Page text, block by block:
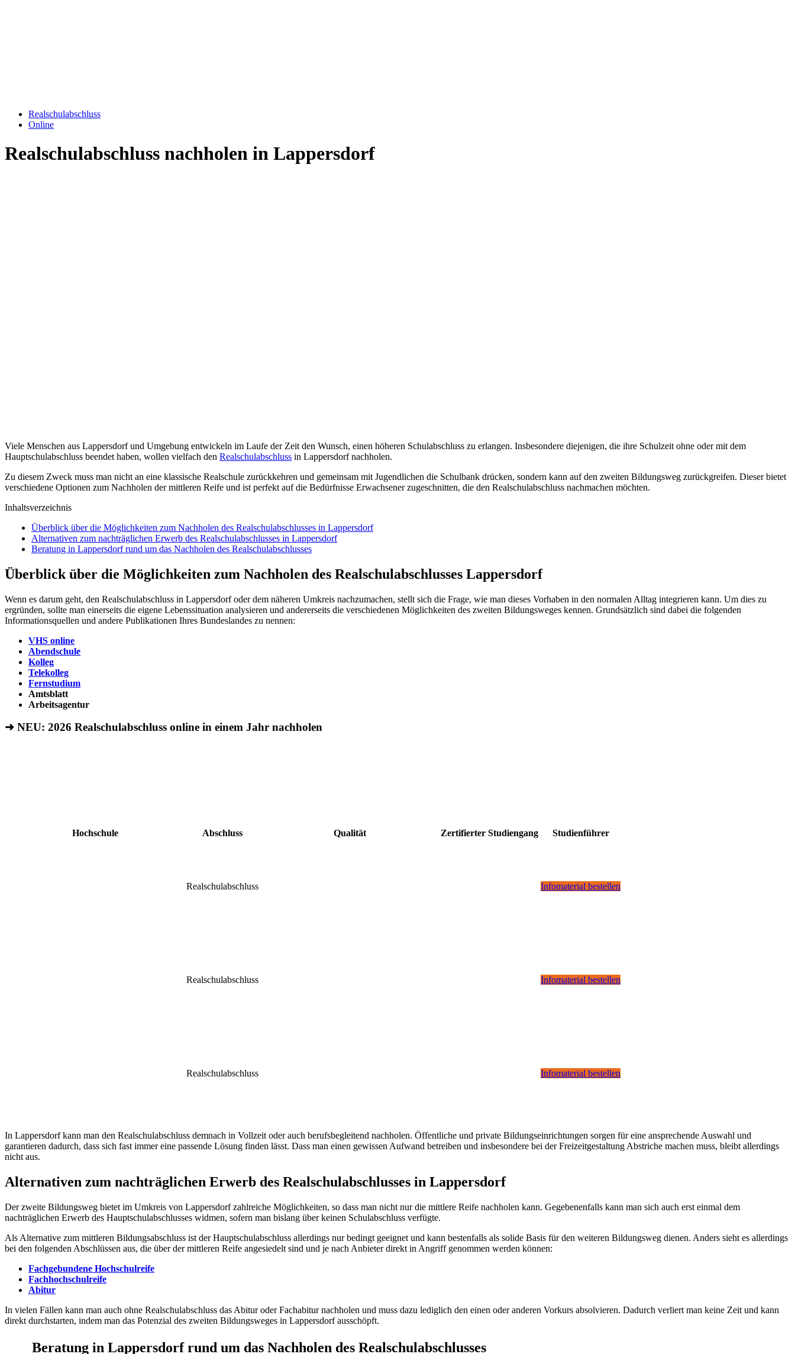
Realschulabschluss
Online
Realschulabschluss nachholen in Lappersdorf
Viele Menschen aus Lappersdorf und Umgebung entwickeln im Laufe der Zeit den Wunsch, einen höheren Schulabschluss zu erlangen. Insbesondere diejenigen, die ihre Schulzeit ohne oder mit dem
Hauptschulabschluss beendet haben, wollen vielfach den Realschulabschluss in Lappersdorf nachholen.
Zu diesem Zweck muss man nicht an eine klassische Realschule zurückkehren und gemeinsam mit Jugendlichen die Schulbank drücken, sondern kann auf den zweiten Bildungsweg zurückgreifen. Dieser bietet
verschiedene Optionen zum Nachholen der mittleren Reife und ist perfekt auf die Bedürfnisse Erwachsener zugeschnitten, die den Realschulabschluss nachmachen möchten.
Inhaltsverzeichnis
Überblick über die Möglichkeiten zum Nachholen des Realschulabschlusses in Lappersdorf
Alternativen zum nachträglichen Erwerb des Realschulabschlusses in Lappersdorf
Beratung in Lappersdorf rund um das Nachholen des Realschulabschlusses
Überblick über die Möglichkeiten zum Nachholen des Realschulabschlusses Lappersdorf
Wenn es darum geht, den Realschulabschluss in Lappersdorf oder dem näheren Umkreis nachzumachen, stellt sich die Frage, wie man dieses Vorhaben in den normalen Alltag integrieren kann. Um dies zu
ergründen, sollte man einerseits die eigene Lebenssituation analysieren und andererseits die verschiedenen Möglichkeiten des zweiten Bildungsweges kennen. Grundsätzlich sind dabei die folgenden
Informationsquellen und andere Publikationen Ihres Bundeslandes zu nennen:
VHS online
Abendschule
Kolleg
Telekolleg
Fernstudium
Amtsblatt
Arbeitsagentur
➜ NEU: 2026 Realschulabschluss online in einem Jahr nachholen
Hochschule Abschluss Qualität Zertifierter Studiengang Studienführer
Realschulabschluss Infomaterial bestellen
Realschulabschluss Infomaterial bestellen
Realschulabschluss Infomaterial bestellen
In Lappersdorf kann man den Realschulabschluss demnach in Vollzeit oder auch berufsbegleitend nachholen. Öffentliche und private Bildungseinrichtungen sorgen für eine ansprechende Auswahl und
garantieren dadurch, dass sich fast immer eine passende Lösung finden lässt. Dass man einen gewissen Aufwand betreiben und insbesondere bei der Freizeitgestaltung Abstriche machen muss, bleibt allerdings
nicht aus.
Alternativen zum nachträglichen Erwerb des Realschulabschlusses in Lappersdorf
Der zweite Bildungsweg bietet im Umkreis von Lappersdorf zahlreiche Möglichkeiten, so dass man nicht nur die mittlere Reife nachholen kann. Gegebenenfalls kann man sich auch erst einmal dem
nachträglichen Erwerb des Hauptschulabschlusses widmen, sofern man bislang über keinen Schulabschluss verfügte.
Als Alternative zum mittleren Bildungsabschluss ist der Hauptschulabschluss allerdings nur bedingt geeignet und kann bestenfalls als solide Basis für den weiteren Bildungsweg dienen. Anders sieht es allerdings
bei den folgenden Abschlüssen aus, die über der mittleren Reife angesiedelt sind und je nach Anbieter direkt in Angriff genommen werden können:
Fachgebundene Hochschulreife
Fachhochschulreife
Abitur
In vielen Fällen kann man auch ohne Realschulabschluss das Abitur oder Fachabitur nachholen und muss dazu lediglich den einen oder anderen Vorkurs absolvieren. Dadurch verliert man keine Zeit und kann
direkt durchstarten, indem man das Potenzial des zweiten Bildungsweges in Lappersdorf ausschöpft.
Beratung in Lappersdorf rund um das Nachholen des Realschulabschlusses